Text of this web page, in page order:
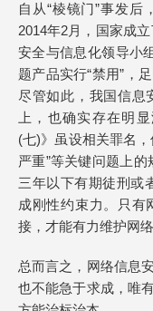
自从“棱镜门”事发后
2014年2月，国家成
安全与信息化领导小
题产品实行“禁用”，
尽管如此，我国信息
上，也确实存在明
(七)》虽设相关罪名
严重”等关键问题上
三年以下有期徒刑或
成刚性约束力。只有
接，才能有力维护网络
总而言之，网络信息
也不能急于求成，唯